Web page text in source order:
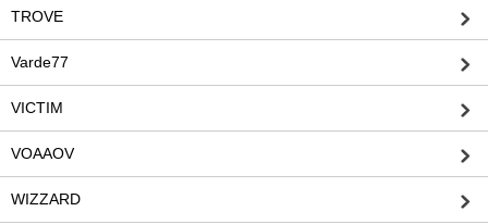
TROVE
Varde77
VICTIM
VOAAOV
WIZZARD